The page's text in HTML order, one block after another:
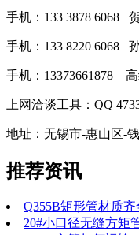
手机：133 3878 6068
手机：133 8220 6068
手机：13373661878 高
上网洽谈工具：QQ
地址：无锡市-惠山区-
推荐资讯
Q355B矩形管材质齐
20#小口径无缝方矩